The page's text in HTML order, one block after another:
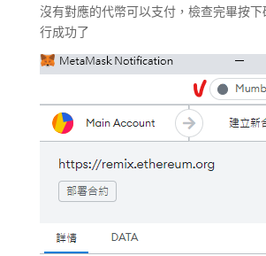
沒有對應的代幣可以支付，檢查完畢按
行成功了